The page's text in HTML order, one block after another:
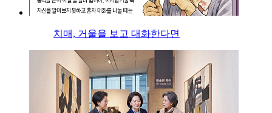
치매, 거울을 보고 대화한다면